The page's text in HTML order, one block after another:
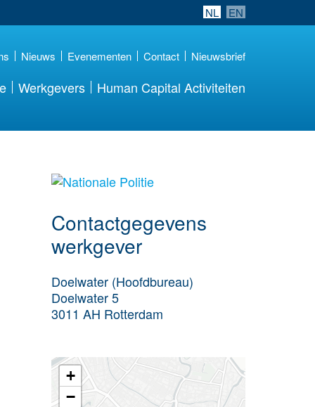
NL EN
Nieuws Evenementen Contact Nieuwsbrief
Werkgevers Human Capital Activiteiten
Meer werkgever
Contactgegevens
werkgever
Doelwater (Hoofdbureau)
Doelwater 5
3011 AH Rotterdam
+
−